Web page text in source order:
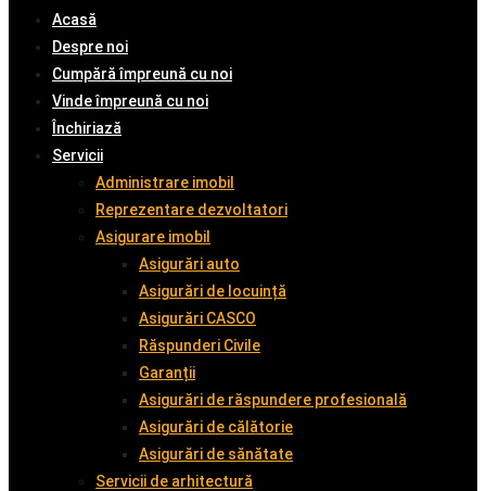
Acasă
Despre noi
Cumpără împreună cu noi
Vinde împreună cu noi
Închiriază
Servicii
Administrare imobil
Reprezentare dezvoltatori
Asigurare imobil
Asigurări auto
Asigurări de locuință
Asigurări CASCO
Răspunderi Civile
Garanții
Asigurări de răspundere profesională
Asigurări de călătorie
Asigurări de sănătate
Servicii de arhitectură